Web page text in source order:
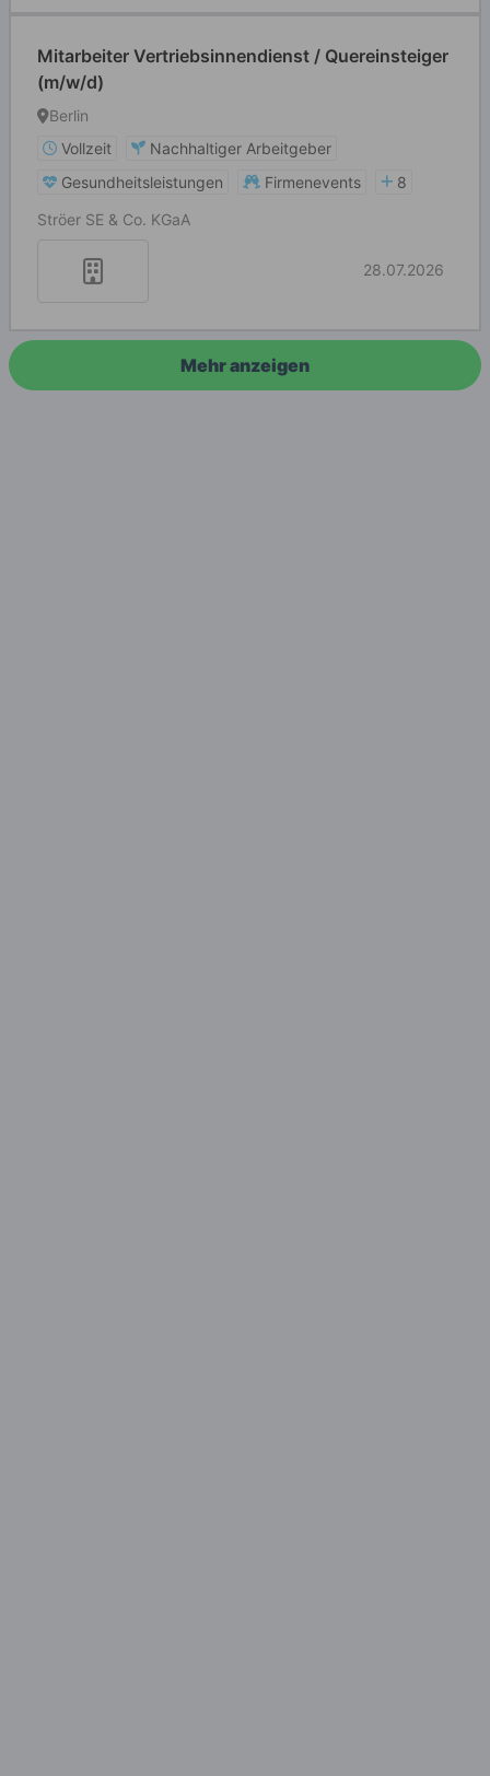
Mitarbeiter Vertriebsinnendienst / Quereinsteiger
(m/w/d)
Berlin
Vollzeit
Nachhaltiger Arbeitgeber
Gesundheitsleistungen
Firmenevents
8
Ströer SE & Co. KGaA
28.07.2026
Mehr anzeigen